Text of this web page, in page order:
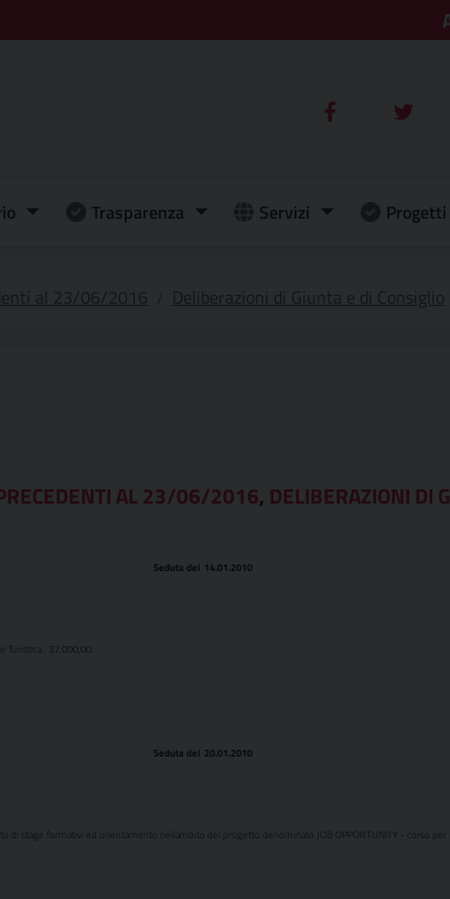
Trasparenza Servizi
AL 23/06/2016, DELIBERAZIONI DI
Seduta del 14.01.2010
. 37.000,00.
Seduta del 20.01.2010
stage formativi ed orientamento nellambito del progetto denominato JOB OPPORTUNITY - corso per 